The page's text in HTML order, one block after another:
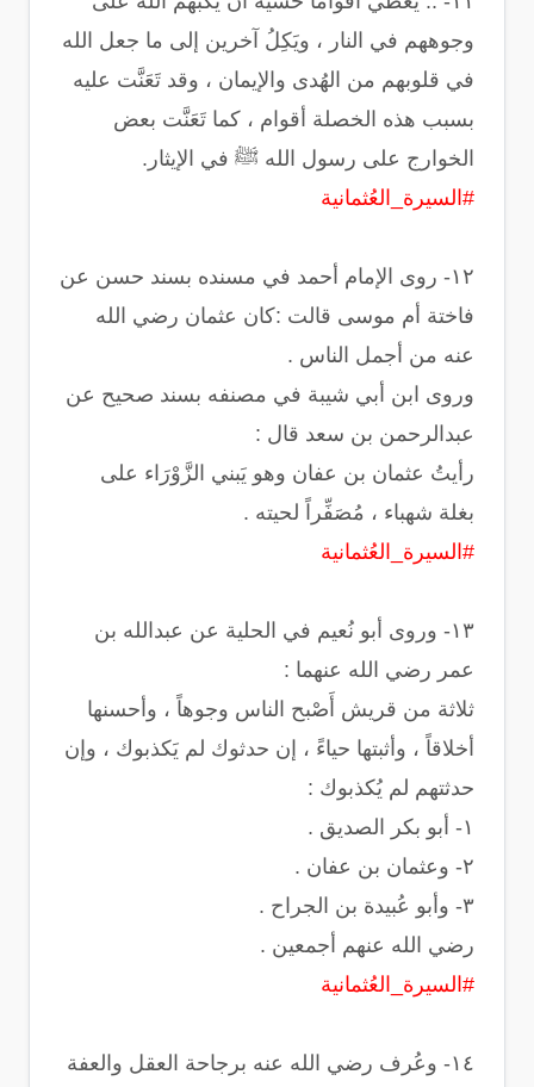
وجوههم في النار ، ويَكِلُ آخرين إلى ما جعل الله
في قلوبهم من الهُدى والإيمان ، وقد تَعَنَّت عليه
بسبب هذه الخصلة أقوام ، كما تَعَنَّت بعض
الخوارج على رسول الله ﷺ في الإيثار.
#السيرة_العُثمانية
‏١٢- روى الإمام أحمد في مسنده بسند حسن عن
فاختة أم موسى قالت :‏كان عثمان رضي الله
عنه من أجمل الناس .
وروى ابن أبي شيبة في مصنفه بسند صحيح عن
عبدالرحمن بن سعد قال :
‏رأيتُ عثمان بن عفان وهو يَبني الزَّوْرَاء على
بغلة شهباء ، مُصَفِّراً لحيته .
#السيرة_العُثمانية
‏١٣- وروى أبو نُعيم في الحلية عن عبدالله بن
عمر رضي الله عنهما :
‏ثلاثة من قريش أَصْبح الناس وجوهاً ، وأحسنها
أخلاقاً ، وأثبتها حياءً ، إن حدثوك لم يَكذبوك ، وإن
حدثتهم لم يُكذبوك :
‏رضي الله عنهم أجمعين .
#السيرة_العُثمانية
‏١٤- وعُرف رضي الله عنه برجاحة العقل والعفة